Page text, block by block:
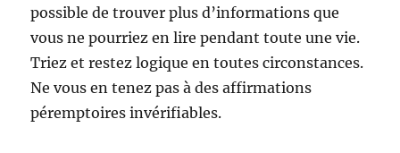
possible de trouver plus d’informations que
vous ne pourriez en lire pendant toute une vie.
Triez et restez logique en toutes circonstances.
Ne vous en tenez pas à des affirmations
péremptoires invérifiables.